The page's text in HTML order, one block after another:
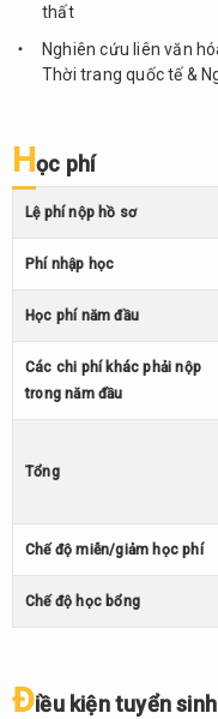
thất
Nghiên cứu liên văn
Thời trang quốc tế &
Học phí
Lệ phí nộp hồ sơ
Phí nhập học
Học phí năm đầu
Các chi phí khác phải nộp
trong năm đầu
Tổng
Chế độ miễn/giảm học phí
Chế độ học bổng
Điều kiện tuyển sinh